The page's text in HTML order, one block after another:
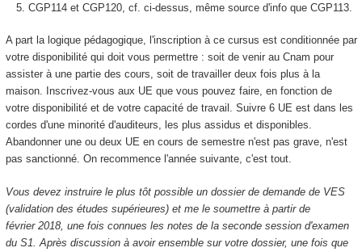
CGP114 et CGP120, cf. ci-dessus, même source d'info que CGP113.
A part la logique pédagogique, l'inscription à ce cursus est conditionnée par
votre disponibilité qui doit vous permettre : soit de venir au Cnam pour
assister à une partie des cours, soit de travailler deux fois plus à la
maison. Inscrivez-vous aux UE que vous pouvez faire, en fonction de
votre disponibilité et de votre capacité de travail. Suivre 6 UE est dans les
cordes d'une minorité d'auditeurs, les plus assidus et disponibles.
Abandonner une ou deux UE en cours de semestre n'est pas grave, n'est
pas sanctionné. On recommence l'année suivante, c'est tout.
Vous devez instruire le plus tôt possible un dossier de demande de VES
(validation des études supérieures) et me le soumettre à partir de
février 2018, une fois connues les notes de la seconde session d'examen
du S1. Après discussion à avoir ensemble sur votre dossier, une fois que